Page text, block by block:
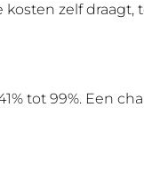
zelf draagt,
tot 99%. Een